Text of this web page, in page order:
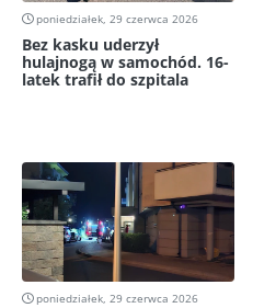
poniedziałek, 29 czerwca 2026
Bez kasku uderzył
hulajnogą w samochód. 16-
latek trafił do szpitala
poniedziałek, 29 czerwca 2026